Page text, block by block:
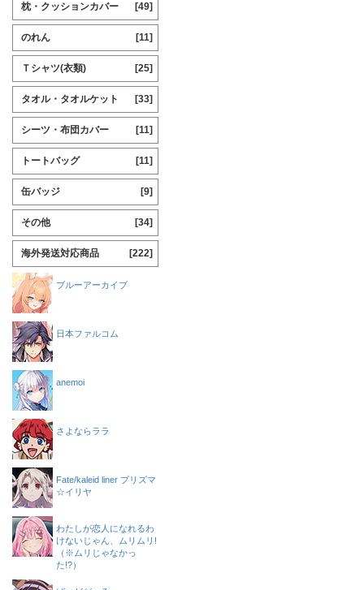
枕・クッションカバー [49]
のれん [11]
Ｔシャツ(衣類) [25]
タオル・タオルケット [33]
シーツ・布団カバー [11]
トートバッグ [11]
缶バッジ [9]
その他 [34]
海外発送対応商品 [222]
ブルーアーカイブ
日本ファルコム
anemoi
さよならララ
Fate/kaleid liner プリズマ
☆イリヤ
わたしが恋人になれるわ
けないじゃん、ムリムリ!
（※ムリじゃなかっ
た!?）